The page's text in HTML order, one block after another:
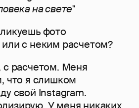
на свете"
фото
с неким расчетом?
с расчетом. Меня
что я слишком
свой Instagram.